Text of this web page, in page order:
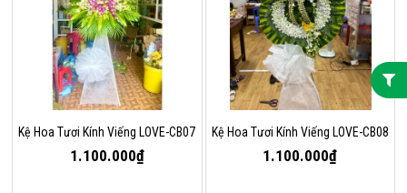
Kệ Hoa Tươi Kính Viếng LOVE-CB07
1.100.000₫
Kệ Hoa Tươi Kính Viếng LOVE-CB08
1.100.000₫